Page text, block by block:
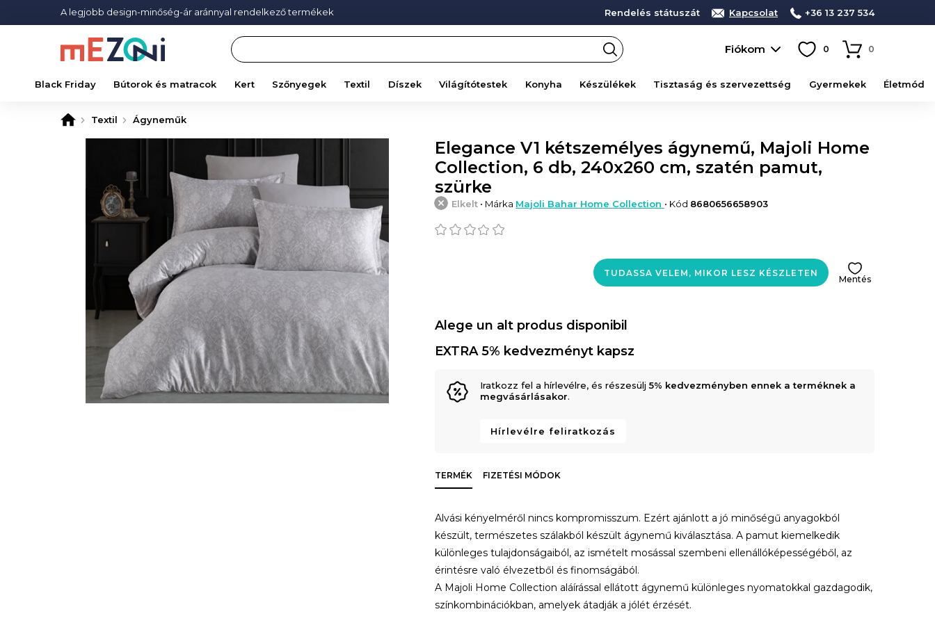
A legjobb design-minőség-ár aránnyal rendelkező termékek Rendelés státuszát Kapcsolat +36 13 237 534
Fiókom 0 0
Black Friday Bútorok és matracok Kert Szőnyegek Textil Díszek Világítótestek Konyha Készülékek Tisztaság és szervezettség Gyermekek Életmód
Textil Ágyneműk
Elegance V1 kétszemélyes ágynemű, Majoli Home
Collection, 6 db, 240x260 cm, szatén pamut,
szürke
Elkelt • Márka Majoli Bahar Home Collection • Kód 8680656658903
TUDASSA VELEM, MIKOR LESZ KÉSZLETEN
Mentés
Alege un alt produs disponibil
EXTRA 5% kedvezményt kapsz
Iratkozz fel a hírlevélre, és részesülj5% kedvezményben ennek a terméknek a
megvásárlásakor.
Hírlevélre feliratkozás
TERMÉK FIZETÉSI MÓDOK
Alvási kényelméről nincs kompromisszum. Ezért ajánlott a jó minőségű anyagokból
készült, természetes szálakból készült ágynemű kiválasztása. A pamut kiemelkedik
különleges tulajdonságaiból, az ismételt mosással szembeni ellenállóképességéből, az
érintésre való élvezetből és finomságából.
A Majoli Home Collection aláírással ellátott ágynemű különleges nyomatokkal gazdagodik,
színkombinációkban, amelyek átadják a jólét érzését.